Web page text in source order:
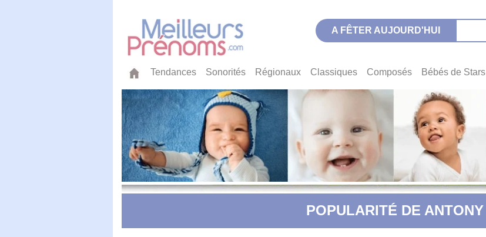
A FÊTER AUJOURD'HUI
Tendances Sonorités Régionaux Classiques Composés Bébés de Stars
POPULARITÉ DE ANTONY